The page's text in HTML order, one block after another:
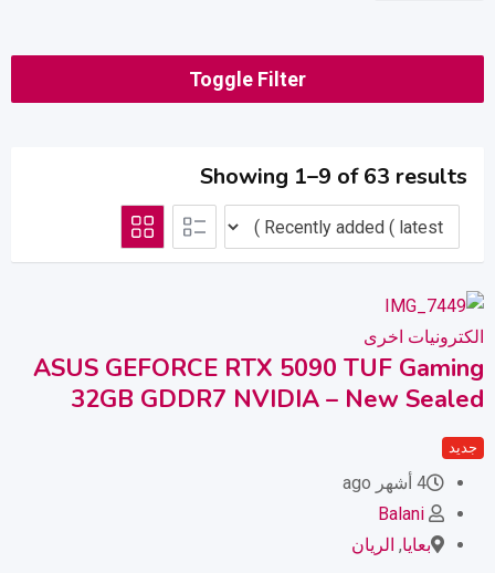
Toggle Filter
Showing 1–9 of 63 results
الكترونيات اخرى
ASUS GEFORCE RTX 5090 TUF Gaming
32GB GDDR7 NVIDIA – New Sealed
جديد
4 أشهر ago
Balani
بعايا, الريان